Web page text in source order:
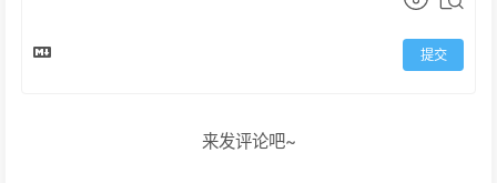
提交
来发评论吧~